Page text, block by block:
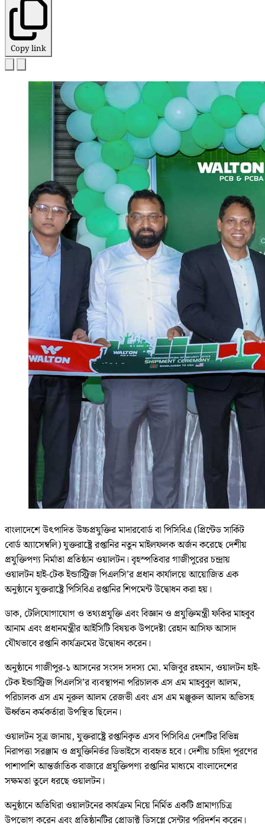
Copy link
বাংলাদেশে উৎপাদিত উচ্চপ্রযুক্তির মাদারবোর্ড বা পিসিবিএ (প্রিন্টেড সার্কিট
বোর্ড অ্যাসেম্বলি) যুক্তরাষ্ট্রে রপ্তানির নতুন মাইলফলক অর্জন করেছে দেশীয়
প্রযুক্তিপণ্য নির্মাতা প্রতিষ্ঠান ওয়ালটন। বৃহস্পতিবার গাজীপুরের চন্দ্রায়
ওয়ালটন হাই-টেক ইন্ডাস্ট্রিজ পিএলসি’র প্রধান কার্যালয়ে আয়োজিত এক
অনুষ্ঠানে যুক্তরাষ্ট্রে পিসিবিএ রপ্তানির শিপমেন্ট উদ্বোধন করা হয়।
ডাক, টেলিযোগাযোগ ও তথ্যপ্রযুক্তি এবং বিজ্ঞান ও প্রযুক্তিমন্ত্রী ফকির মাহবুব
আনাম এবং প্রধানমন্ত্রীর আইসিটি বিষয়ক উপদেষ্টা রেহান আসিফ আসাদ
যৌথভাবে রপ্তানি কার্যক্রমের উদ্বোধন করেন।
অনুষ্ঠানে গাজীপুর-১ আসনের সংসদ সদস্য মো. মজিবুর রহমান, ওয়ালটন হাই-
টেক ইন্ডাস্ট্রিজ পিএলসি’র ব্যবস্থাপনা পরিচালক এস এম মাহবুবুল আলম,
পরিচালক এস এম নূরুল আলম রেজভী এবং এস এম মঞ্জুরুল আলম অভিসহ
ঊর্ধ্বতন কর্মকর্তারা উপস্থিত ছিলেন।
ওয়ালটন সূত্র জানায়, যুক্তরাষ্ট্রে রপ্তানিকৃত এসব পিসিবিএ দেশটির বিভিন্ন
নিরাপত্তা সরঞ্জাম ও প্রযুক্তিনির্ভর ডিভাইসে ব্যবহৃত হবে। দেশীয় চাহিদা পূরণের
পাশাপাশি আন্তর্জাতিক বাজারে প্রযুক্তিপণ্য রপ্তানির মাধ্যমে বাংলাদেশের
সক্ষমতা তুলে ধরছে ওয়ালটন।
অনুষ্ঠানে অতিথিরা ওয়ালটনের কার্যক্রম নিয়ে নির্মিত একটি প্রামাণ্যচিত্র
উপভোগ করেন এবং প্রতিষ্ঠানটির প্রোডাক্ট ডিসপ্লে সেন্টার পরিদর্শন করেন।